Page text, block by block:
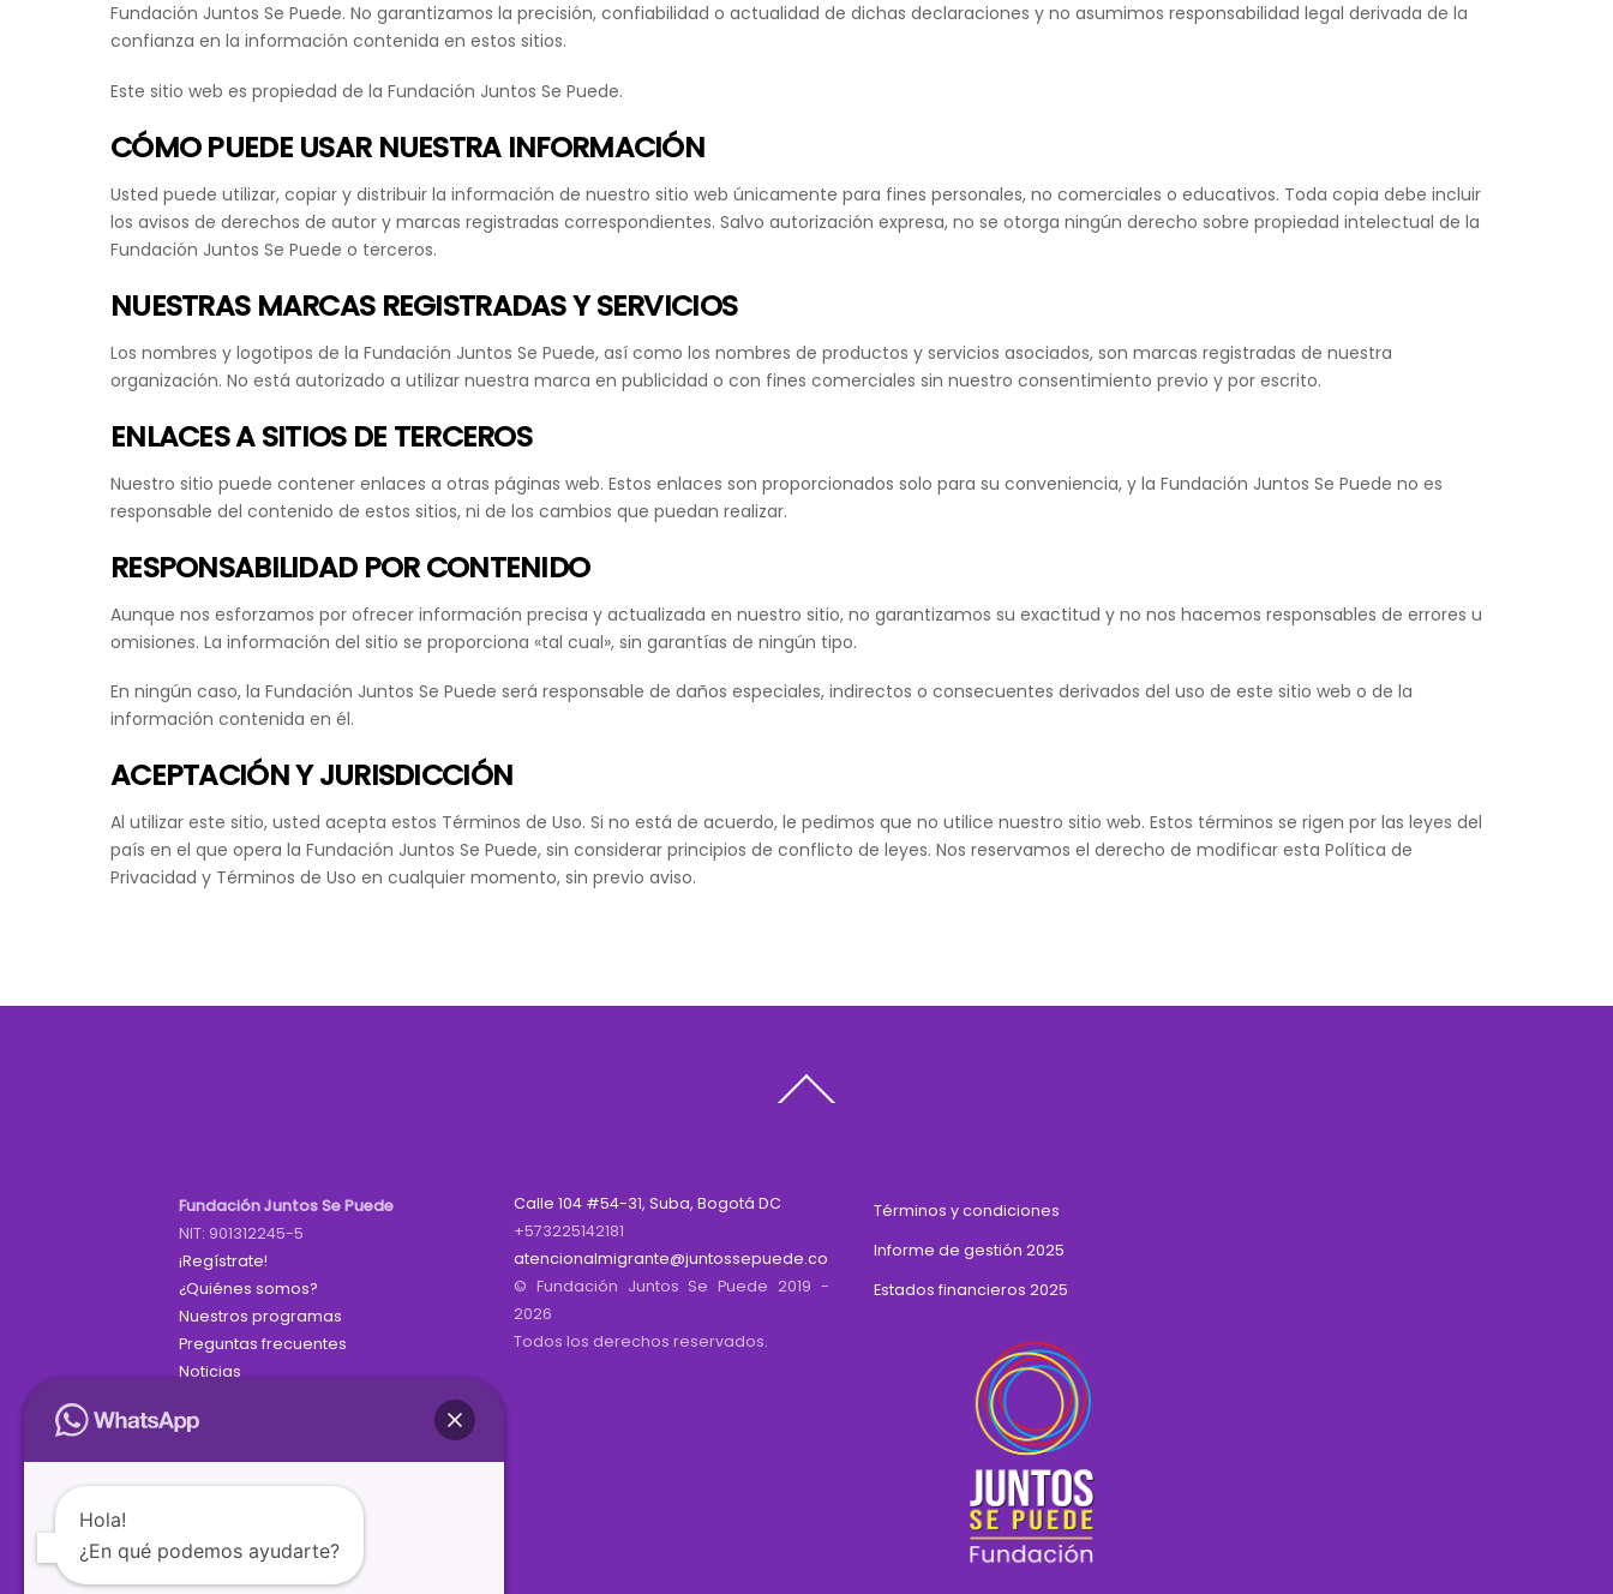
Fundación Juntos Se Puede. No garantizamos la precisión, confiabilidad o actualidad de dichas declaraciones y no asumimos responsabilidad legal derivada de la
confianza en la información contenida en estos sitios.
Este sitio web es propiedad de la Fundación Juntos Se Puede.
CÓMO PUEDE USAR NUESTRA INFORMACIÓN
Usted puede utilizar, copiar y distribuir la información de nuestro sitio web únicamente para fines personales, no comerciales o educativos. Toda copia debe incluir
los avisos de derechos de autor y marcas registradas correspondientes. Salvo autorización expresa, no se otorga ningún derecho sobre propiedad intelectual de la
Fundación Juntos Se Puede o terceros.
NUESTRAS MARCAS REGISTRADAS Y SERVICIOS
Los nombres y logotipos de la Fundación Juntos Se Puede, así como los nombres de productos y servicios asociados, son marcas registradas de nuestra
organización. No está autorizado a utilizar nuestra marca en publicidad o con fines comerciales sin nuestro consentimiento previo y por escrito.
ENLACES A SITIOS DE TERCEROS
Nuestro sitio puede contener enlaces a otras páginas web. Estos enlaces son proporcionados solo para su conveniencia, y la Fundación Juntos Se Puede no es
responsable del contenido de estos sitios, ni de los cambios que puedan realizar.
RESPONSABILIDAD POR CONTENIDO
Aunque nos esforzamos por ofrecer información precisa y actualizada en nuestro sitio, no garantizamos su exactitud y no nos hacemos responsables de errores u
omisiones. La información del sitio se proporciona «tal cual», sin garantías de ningún tipo.
En ningún caso, la Fundación Juntos Se Puede será responsable de daños especiales, indirectos o consecuentes derivados del uso de este sitio web o de la
información contenida en él.
ACEPTACIÓN Y JURISDICCIÓN
Al utilizar este sitio, usted acepta estos Términos de Uso. Si no está de acuerdo, le pedimos que no utilice nuestro sitio web. Estos términos se rigen por las leyes del
país en el que opera la Fundación Juntos Se Puede, sin considerar principios de conflicto de leyes. Nos reservamos el derecho de modificar esta Política de
Privacidad y Términos de Uso en cualquier momento, sin previo aviso.
To
Fundación Juntos Se Puede
NIT: 901312245-5
¡Regístrate!
¿Quiénes somos?
Nuestros programas
Preguntas frecuentes
Noticias
Calle 104 #54-31, Suba, Bogotá DC
+573225142181
atencionalmigrante@juntossepuede.co
© Fundación Juntos Se Puede 2019 -
2026
Todos los derechos reservados.
Términos y condiciones
Informe de gestión 2025
Estados financieros 2025
Hola!
¿En qué podemos ayudarte?